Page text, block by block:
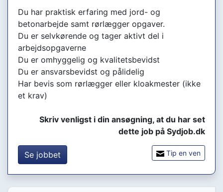
Du har praktisk erfaring med jord- og
betonarbejde samt rørlægger opgaver.
Du er selvkørende og tager aktivt del i
arbejdsopgaverne
Du er omhyggelig og kvalitetsbevidst
Du er ansvarsbevidst og pålidelig
Har bevis som rørlægger eller kloakmester (ikke
et krav)
Skriv venligst i din ansøgning, at du har set
dette job på Sydjob.dk
Se jobbet Tip en ven